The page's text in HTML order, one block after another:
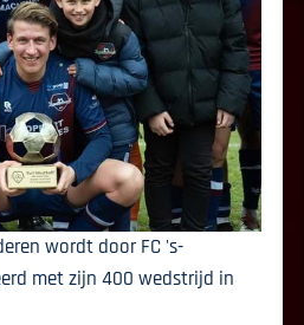
wordt door FC 's-
met zijn 400 wedstrijd in